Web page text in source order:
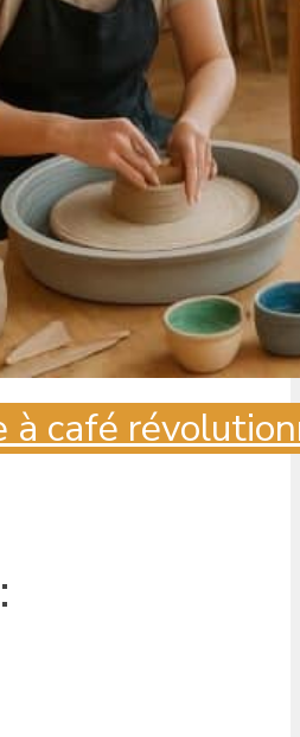
à café